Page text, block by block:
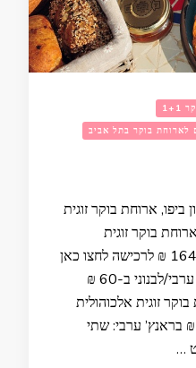
לארוחת בוקר בתל אביב
ארוחת בוקר זוגית
124 ₪ או ארוחת בוקר זוגית
אלכוהולית ב-79 ₪ במקום 164 ₪ לרכישה לחצו כאן
ארוחת בוקר זוגית – בראנץ’ ערבי/לבנוני ב-60 ₪
₪ ארוחת בוקר זוגית אלכוהולית
ב-79 ₪ בלבד במקום 164 ₪ בראנץ’ ערבי: שתי
…